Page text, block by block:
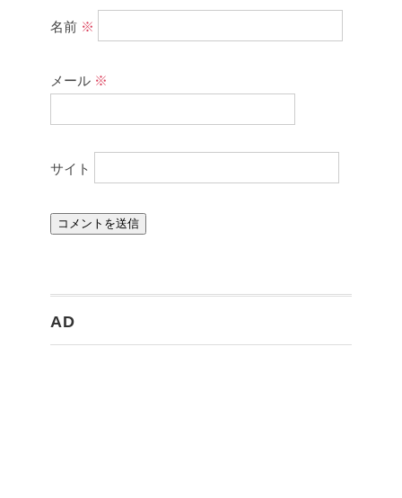
名前 ※
メール ※
サイト
AD